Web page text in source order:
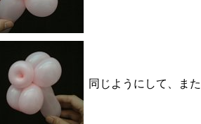
同じようにして、ま